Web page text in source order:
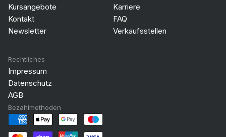
Kursangebote
Kontakt
Newsletter
Karriere
FAQ
Verkaufsstellen
Rechtliches
Impressum
Datenschutz
AGB
Bezahlmethoden